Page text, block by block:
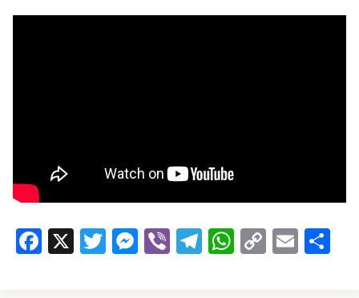
F X T M Vi T W C E